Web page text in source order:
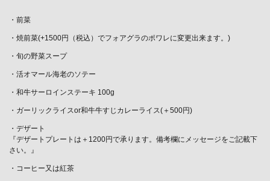
・前菜
・焼前菜(+1500円（税込）でフォアグラのポワレに変更出来ます。)
・旬の野菜スープ
・活オマール海老のソテー
・和牛サーロインステーキ 100g
・ガーリックライスor和牛牛すじカレーライス(＋500円)
・デザート
『デザートプレートは＋1200円で承ります。備考欄にメッセージをご記載下
さい。』
・コーヒー又は紅茶